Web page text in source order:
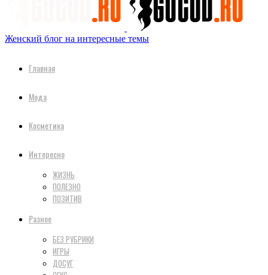
Женский блог на интересные темы
Главная
Мода
Косметика
Интересно
ЖИЗНЬ
ПОЛЕЗНО
ПОЗИТИВ
Разное
БЕЗ РУБРИКИ
ИГРЫ
ДОСУГ